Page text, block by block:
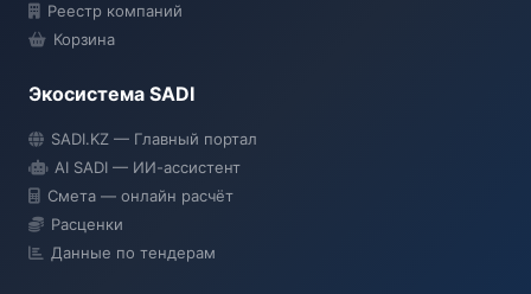
Реестр компаний
Корзина
Экосистема SADI
SADI.KZ — Главный портал
AI SADI — ИИ-ассистент
Смета — онлайн расчёт
Расценки
Данные по тендерам
● Подключение...